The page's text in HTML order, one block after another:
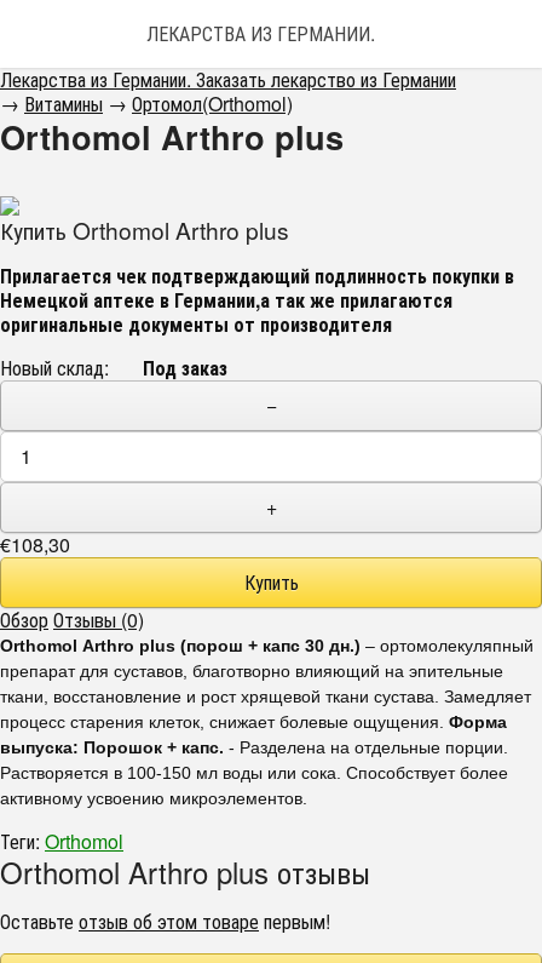
ЛЕКАРСТВА ИЗ ГЕРМАНИИ. ЗАКАЗАТЬ
Лекарства из Германии. Заказать лекарство из Германии
→ Витамины → Ортомол(Orthomol)
Orthomol Arthro plus
Купить Orthomol Arthro plus
Прилагается чек подтверждающий подлинность покупки в
Немецкой аптеке в Германии,а так же прилагаются
оригинальные документы от производителя
Новый склад:
Под заказ
−
+
€108,30
ОбзорОтзывы (0)
Orthomol Arthro plus (порош + капс 30 дн.) – ортомолекуляпный
препарат для суставов, благотворно влияющий на эпительные
ткани, восстановление и рост хрящевой ткани сустава. Замедляет
процесс старения клеток, снижает болевые ощущения. Форма
выпуска: Порошок + капс. - Разделена на отдельные порции.
Растворяется в 100-150 мл воды или сока. Способствует более
активному усвоению микроэлементов.
Теги: Orthomol
Orthomol Arthro plus отзывы
Оставьтеотзыв об этом товарепервым!